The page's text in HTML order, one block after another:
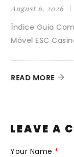
August 6, 2026
Índice Guia
Móvel ESC
READ MORE
LEAVE A
Your Name *